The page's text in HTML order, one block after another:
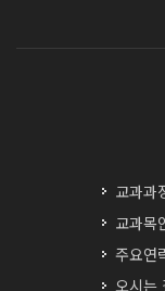
교과과
교과목
주요연
오시는